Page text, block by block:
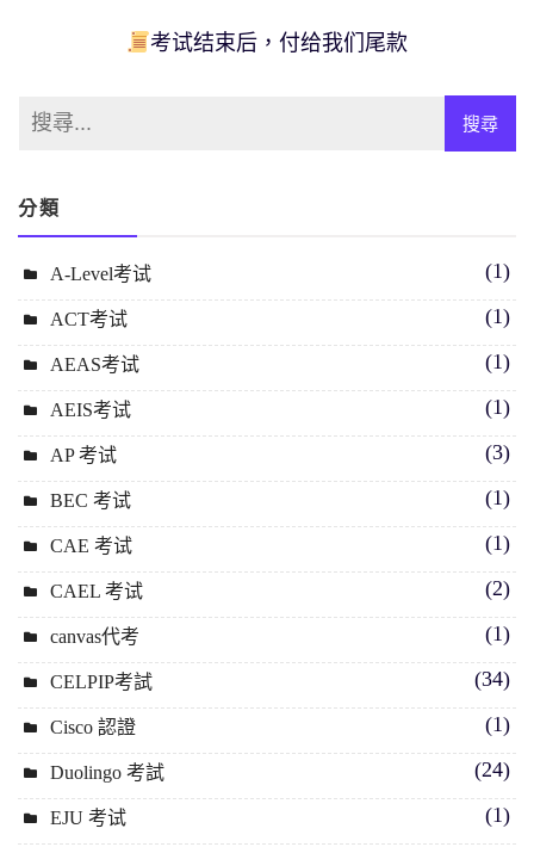
考试结束后，付给我们尾款
分類
A-Level考试 (1)
ACT考试 (1)
AEAS考试 (1)
AEIS考试 (1)
AP 考试 (3)
BEC 考试 (1)
CAE 考试 (1)
CAEL 考试 (2)
canvas代考 (1)
CELPIP考試 (34)
Cisco 認證 (1)
Duolingo 考試 (24)
EJU 考试 (1)